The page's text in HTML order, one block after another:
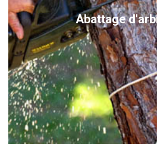
Abattage